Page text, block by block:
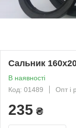
Сальник
В наявності
Код: 01489
Опт і
235 ₴